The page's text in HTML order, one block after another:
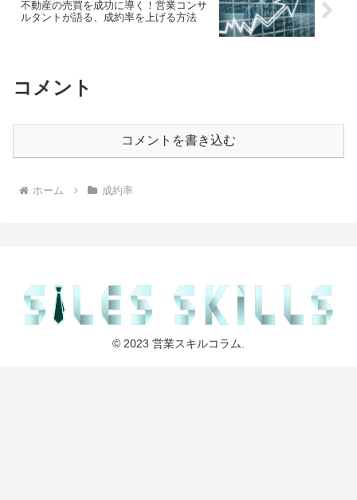
不動産の売買を成功に導く！営業コンサ
ルタントが語る、成約率を上げる方法
コメント
コメントを書き込む
ホーム 成約率
© 2023 営業スキルコラム.